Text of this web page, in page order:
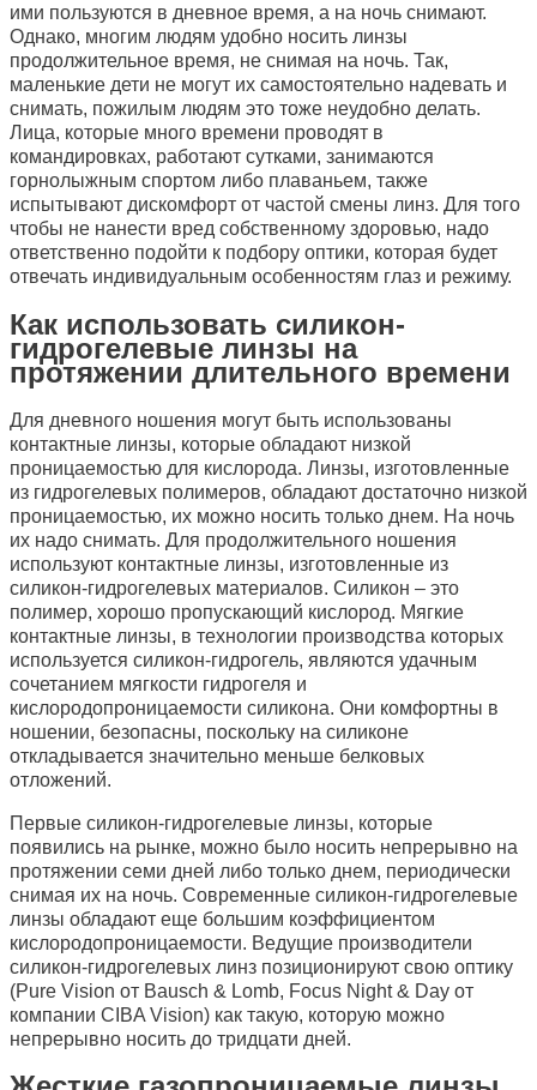
ими пользуются в дневное время, а на ночь снимают.
Однако, многим людям удобно носить линзы
продолжительное время, не снимая на ночь. Так,
маленькие дети не могут их самостоятельно надевать и
снимать, пожилым людям это тоже неудобно делать.
Лица, которые много времени проводят в
командировках, работают сутками, занимаются
горнолыжным спортом либо плаваньем, также
испытывают дискомфорт от частой смены линз. Для того
чтобы не нанести вред собственному здоровью, надо
ответственно подойти к подбору оптики, которая будет
отвечать индивидуальным особенностям глаз и режиму.
Как использовать силикон-
гидрогелевые линзы на
протяжении длительного времени
Для дневного ношения могут быть использованы
контактные линзы, которые обладают низкой
проницаемостью для кислорода. Линзы, изготовленные
из гидрогелевых полимеров, обладают достаточно низкой
проницаемостью, их можно носить только днем. На ночь
их надо снимать. Для продолжительного ношения
используют контактные линзы, изготовленные из
силикон-гидрогелевых материалов. Силикон – это
полимер, хорошо пропускающий кислород. Мягкие
контактные линзы, в технологии производства которых
используется силикон-гидрогель, являются удачным
сочетанием мягкости гидрогеля и
кислородопроницаемости силикона. Они комфортны в
ношении, безопасны, поскольку на силиконе
откладывается значительно меньше белковых
отложений.
Первые силикон-гидрогелевые линзы, которые
появились на рынке, можно было носить непрерывно на
протяжении семи дней либо только днем, периодически
снимая их на ночь. Современные силикон-гидрогелевые
линзы обладают еще большим коэффициентом
кислородопроницаемости. Ведущие производители
силикон-гидрогелевых линз позиционируют свою оптику
(Pure Vision oт Bausch & Lomb, Focus Night & Day от
компании CIBA Vision) как такую, которую можно
непрерывно носить до тридцати дней.